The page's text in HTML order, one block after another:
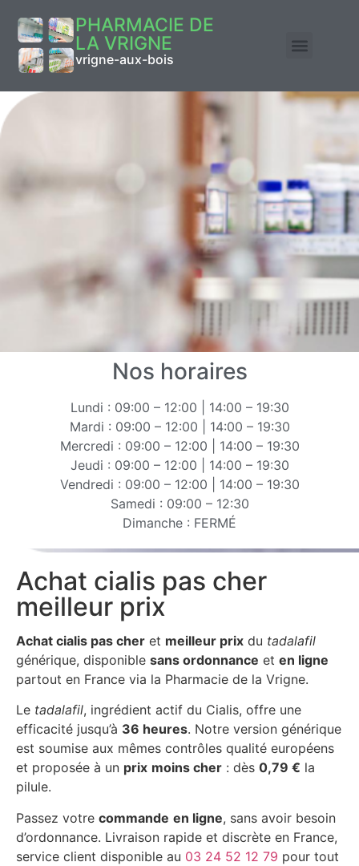
PHARMACIE DE
LA VRIGNE
vrigne-aux-bois
Nos horaires
Lundi : 09:00 – 12:00 | 14:00 – 19:30
Mardi : 09:00 – 12:00 | 14:00 – 19:30
Mercredi : 09:00 – 12:00 | 14:00 – 19:30
Jeudi : 09:00 – 12:00 | 14:00 – 19:30
Vendredi : 09:00 – 12:00 | 14:00 – 19:30
Samedi : 09:00 – 12:30
Dimanche : FERMÉ
Achat cialis pas cher
meilleur prix
Achat cialis pas cher et meilleur prix du tadalafil
générique, disponible sans ordonnance et en ligne
partout en France via la Pharmacie de la Vrigne.
Le tadalafil, ingrédient actif du Cialis, offre une
efficacité jusqu’à 36 heures. Notre version générique
est soumise aux mêmes contrôles qualité européens
et proposée à un prix moins cher : dès 0,79 € la
pilule.
Passez votre commande en ligne, sans avoir besoin
d’ordonnance. Livraison rapide et discrète en France,
service client disponible au 03 24 52 12 79 pour tout